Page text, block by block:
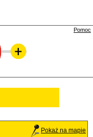
Pomoc
Pokaż na mapie